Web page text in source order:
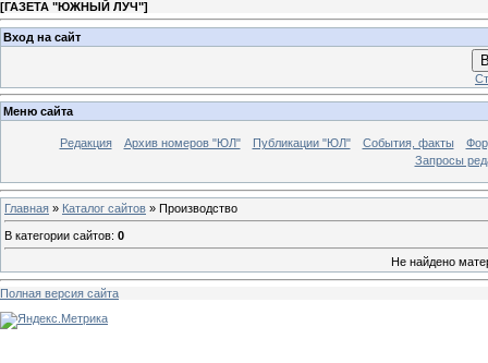
[ГАЗЕТА "ЮЖНЫЙ ЛУЧ"]
Вход на сайт
Меню сайта
Редакция Архив номеров "ЮЛ" Публикации "ЮЛ" События, факты
Запросы
Главная » Каталог сайтов » Производство
В категории сайтов: 0
Не найдено
Полная версия сайта